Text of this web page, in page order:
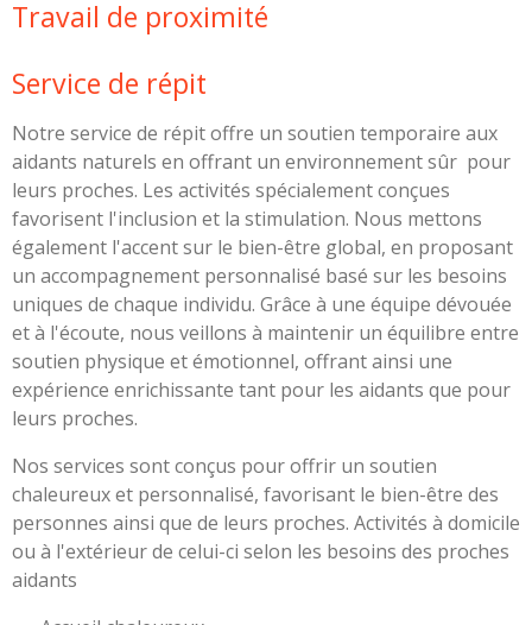
Travail de proximité
Service de répit
Notre service de répit offre un soutien temporaire aux
aidants naturels en offrant un environnement sûr pour
leurs proches. Les activités spécialement conçues
favorisent l'inclusion et la stimulation. Nous mettons
également l'accent sur le bien-être global, en proposant
un accompagnement personnalisé basé sur les besoins
uniques de chaque individu. Grâce à une équipe dévouée
et à l'écoute, nous veillons à maintenir un équilibre entre
soutien physique et émotionnel, offrant ainsi une
expérience enrichissante tant pour les aidants que pour
leurs proches.
Nos services sont conçus pour offrir un soutien
chaleureux et personnalisé, favorisant le bien-être des
personnes ainsi que de leurs proches. Activités à domicile
ou à l'extérieur de celui-ci selon les besoins des proches
aidants